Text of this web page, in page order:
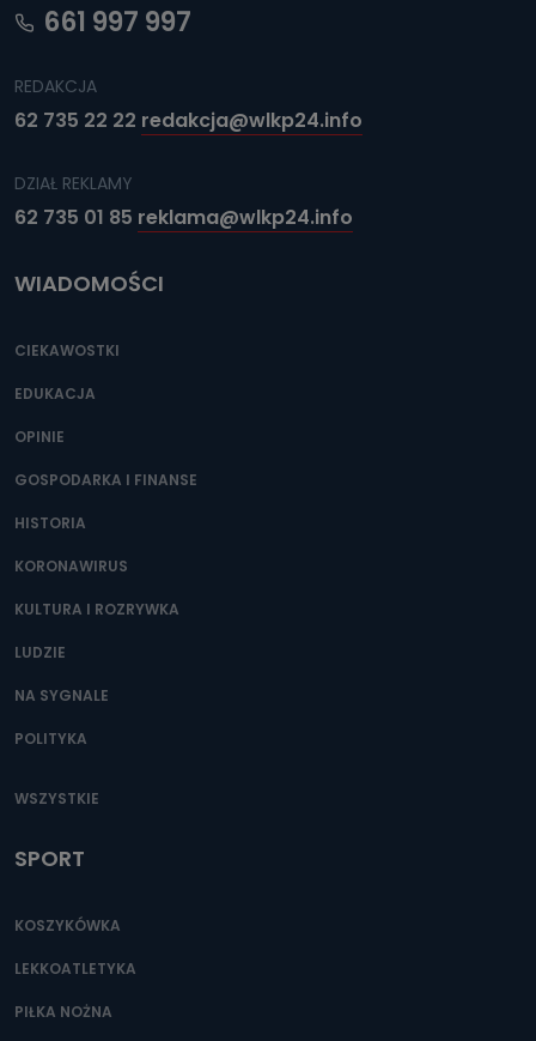
661 997 997
REDAKCJA
62 735 22 22 redakcja@wlkp24.info
DZIAŁ REKLAMY
62 735 01 85 reklama@wlkp24.info
WIADOMOŚCI
CIEKAWOSTKI
EDUKACJA
OPINIE
GOSPODARKA I FINANSE
HISTORIA
KORONAWIRUS
KULTURA I ROZRYWKA
LUDZIE
NA SYGNALE
POLITYKA
WSZYSTKIE
SPORT
KOSZYKÓWKA
LEKKOATLETYKA
PIŁKA NOŻNA